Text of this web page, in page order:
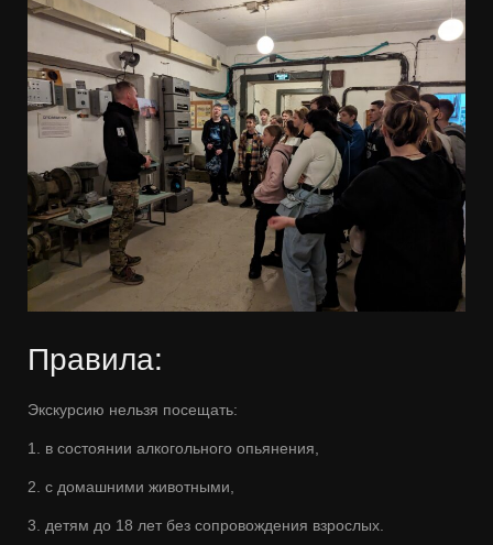
Правила:
Экскурсию нельзя посещать:
1. в состоянии алкогольного опьянения,
2. с домашними животными,
3. детям до 18 лет без сопровождения взрослых.